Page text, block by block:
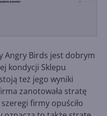
Angry Birds jest dobrym
kondycji Sklepu
też jego wyniki
zanotowała stratę
firmy opuściło